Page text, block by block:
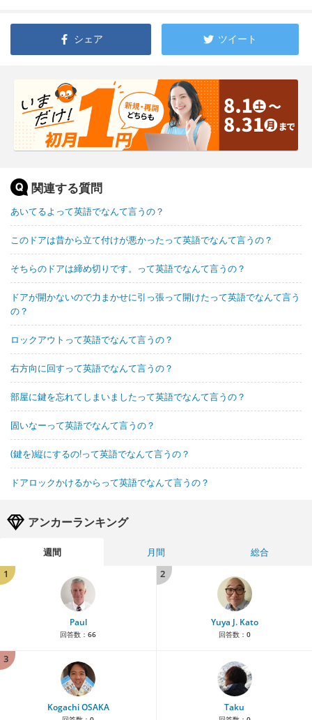
シェア ツイート
関連する質問
あいてるよって英語でなんて言うの？
このドアは昔から立て付けが悪かったって英語でなんて言うの？
そちらのドアは締め切りです。って英語でなんて言うの？
ドアが開かないので力まかせに引っ張って開けたって英語でなんて言う
の？
ロックアウトって英語でなんて言うの？
右方向に回すって英語でなんて言うの？
部屋に鍵を忘れてしまいましたって英語でなんて言うの？
固いなーって英語でなんて言うの？
(鍵を)縦にするの!って英語でなんて言うの？
ドアロックかけるからって英語でなんて言うの？
アンカーランキング
週間 月間
総合
1
Paul
回答数： 66
2
Yuya J. Kato
回答数： 0
3
Kogachi OSAKA Taku